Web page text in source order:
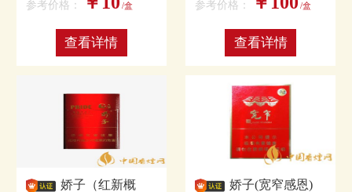
参考价格： /盒
查看详情
参考价格： /盒
查看详情
娇子（红新概
娇子(宽窄感恩)